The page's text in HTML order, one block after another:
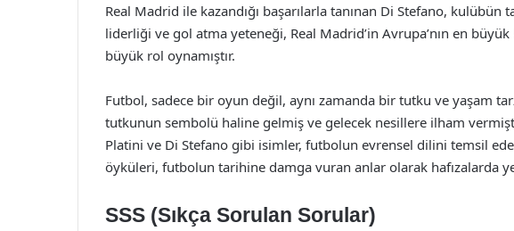
Real Madrid ile kazandığı başarılarla tanınan Di Stefano,
liderliği ve gol atma yeteneği, Real Madrid’in Avrupa’nın en
büyük rol oynamıştır.
Futbol, sadece bir oyun değil, aynı zamanda bir tutku ve yaşam
tutkunun sembolü haline gelmiş ve gelecek nesillere ilham
Platini ve Di Stefano gibi isimler, futbolun evrensel dilini temsil
öyküleri, futbolun tarihine damga vuran anlar olarak hafızalarda
SSS (Sıkça Sorulan Sorular)